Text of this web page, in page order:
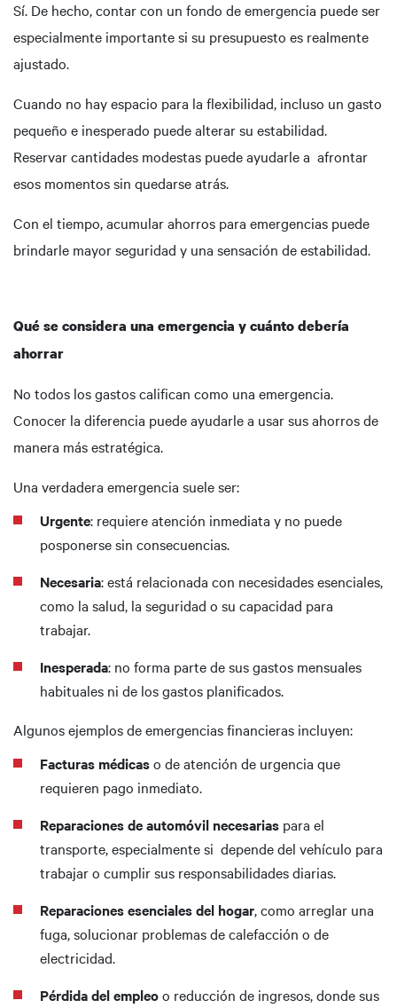
Sí. De hecho, contar con un fondo de emergencia puede ser
especialmente importante si su presupuesto es realmente
ajustado.
Cuando no hay espacio para la flexibilidad, incluso un gasto
pequeño e inesperado puede alterar su estabilidad.
Reservar cantidades modestas puede ayudarle a afrontar
esos momentos sin quedarse atrás.
Con el tiempo, acumular ahorros para emergencias puede
brindarle mayor seguridad y una sensación de estabilidad.
Qué se considera una emergencia y cuánto debería
ahorrar
No todos los gastos califican como una emergencia.
Conocer la diferencia puede ayudarle a usar sus ahorros de
manera más estratégica.
Una verdadera emergencia suele ser:
Urgente: requiere atención inmediata y no puede
posponerse sin consecuencias.
Necesaria: está relacionada con necesidades esenciales,
como la salud, la seguridad o su capacidad para
trabajar.
Inesperada: no forma parte de sus gastos mensuales
habituales ni de los gastos planificados.
Algunos ejemplos de emergencias financieras incluyen:
Facturas médicaso de atención de urgencia que
requieren pago inmediato.
Reparaciones de automóvil necesarias para el
transporte, especialmente si depende del vehículo para
trabajar o cumplir sus responsabilidades diarias.
Reparaciones esenciales del hogar, como arreglar una
fuga, solucionar problemas de calefacción o de
electricidad.
Pérdida del empleoo reducción de ingresos, donde sus